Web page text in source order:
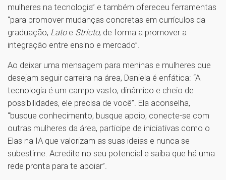
mulheres na tecnologia” e também ofereceu ferramentas
“para promover mudanças concretas em currículos da
graduação, Latoe Stricto, de forma a promover a
integração entre ensino e mercado”.
Ao deixar uma mensagem para meninas e mulheres que
desejam seguir carreira na área, Daniela é enfática: “A
tecnologia é um campo vasto, dinâmico e cheio de
possibilidades, ele precisa de você”. Ela aconselha,
“busque conhecimento, busque apoio, conecte-se com
outras mulheres da área, participe de iniciativas como o
Elas na IA que valorizam as suas ideias e nunca se
subestime. Acredite no seu potencial e saiba que há uma
rede pronta para te apoiar”.